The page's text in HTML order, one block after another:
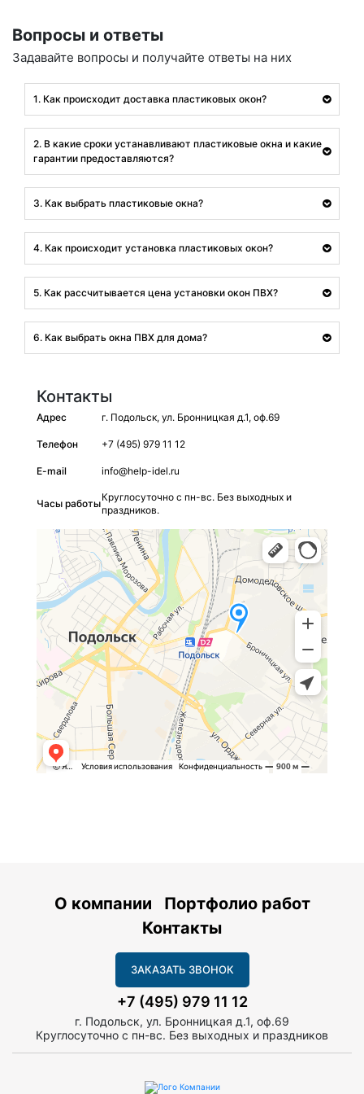
Вопросы и ответы
Задавайте вопросы и получайте ответы на них
1. Как происходит доставка пластиковых окон?
2. В какие сроки устанавливают пластиковые окна и какие
гарантии предоставляются?
3. Как выбрать пластиковые окна?
4. Как происходит установка пластиковых окон?
5. Как рассчитывается цена установки окон ПВХ?
6. Как выбрать окна ПВХ для дома?
Контакты
Адрес г. Подольск, ул. Бронницкая д.1, оф.69
Телефон +7 (495) 979 11 12
E-mail info@help-idel.ru
Часы работы
Круглосуточно с пн-вс. Без выходных и
праздников.
О компании
Портфолио работ
Контакты
ЗАКАЗАТЬ ЗВОНОК
+7 (495) 979 11 12
г. Подольск, ул. Бронницкая д.1, оф.69
Круглосуточно с пн-вс. Без выходных и праздников